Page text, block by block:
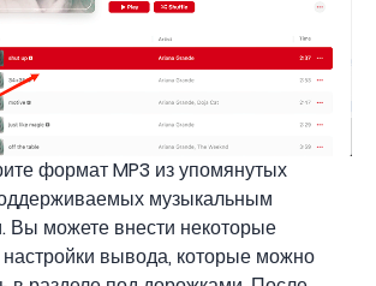
формат MP3 из упомянутых
музыкальным
Вы можете внести некоторые
вывода, которые можно